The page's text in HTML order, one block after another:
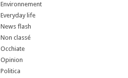
Environnement
Everyday life
News flash
Non classé
Occhiate
Opinion
Politica